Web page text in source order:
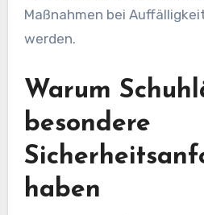
Maßnahmen bei
werden.
Warum
besondere
haben